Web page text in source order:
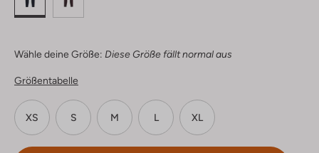
Wähle deine Größe: Diese Größe fällt normal aus
Größentabelle
XS S M L XL